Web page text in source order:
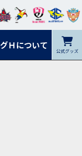
Ｈについて 公式グッズ
フォ
レ
山
イプ
ルレ
ッズ
シラ トピ
ンデ
ィー
クヤ
鹿児
島